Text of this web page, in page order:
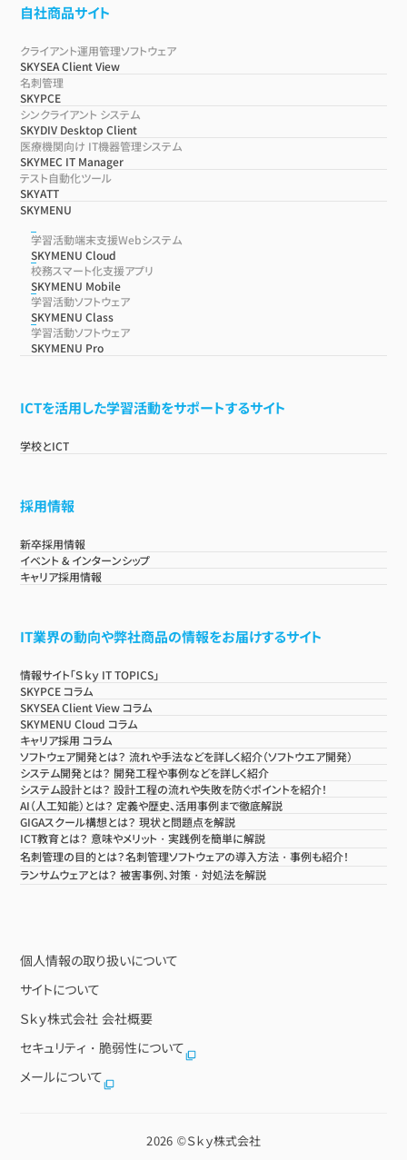
自社商品サイト
クライアント運用管理ソフトウェア
SKYSEA Client View
名刺管理
SKYPCE
シンクライアント システム
SKYDIV Desktop Client
医療機関向け IT機器管理システム
SKYMEC IT Manager
テスト自動化ツール
SKYATT
SKYMENU
学習活動端末支援Webシステム
SKYMENU Cloud
校務スマート化支援アプリ
SKYMENU Mobile
学習活動ソフトウェア
SKYMENU Class
学習活動ソフトウェア
SKYMENU Pro
ICTを活用した学習活動をサポートするサイト
学校とICT
採用情報
新卒採用情報
イベント & インターンシップ
キャリア採用情報
IT業界の動向や弊社商品の情報をお届けするサイト
情報サイト「Ｓｋｙ IT TOPICS」
SKYPCE コラム
SKYSEA Client View コラム
SKYMENU Cloud コラム
キャリア採用 コラム
ソフトウェア開発とは？ 流れや手法などを詳しく紹介（ソフトウエア開発）
システム開発とは？ 開発工程や事例などを詳しく紹介
システム設計とは？ 設計工程の流れや失敗を防ぐポイントを紹介！
AI（人工知能）とは？ 定義や歴史、活用事例まで徹底解説
GIGAスクール構想とは？ 現状と問題点を解説
ICT教育とは？ 意味やメリット・実践例を簡単に解説
名刺管理の目的とは？名刺管理ソフトウェアの導入方法・事例も紹介！
ランサムウェアとは？ 被害事例、対策・対処法を解説
個人情報の取り扱いについて
サイトについて
Ｓｋｙ株式会社 会社概要
セキュリティ・脆弱性について
メールについて
2026 ©Ｓｋｙ株式会社